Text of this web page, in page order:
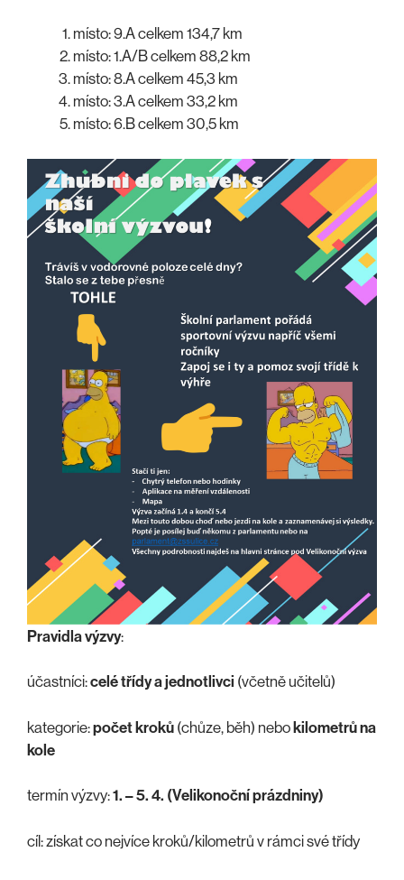
místo: 9.A celkem 134,7 km
místo: 1.A/B celkem 88,2 km
místo: 8.A celkem 45,3 km
místo: 3.A celkem 33,2 km
místo: 6.B celkem 30,5 km
Pravidla výzvy:
účastníci:celé třídy a jednotlivci (včetně učitelů)
kategorie:počet kroků (chůze, běh) nebokilometrů na
kole
termín výzvy:1. – 5. 4. (Velikonoční prázdniny)
cíl: získat co nejvíce kroků/kilometrů v rámci své třídy